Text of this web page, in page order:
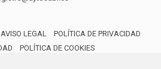
AVISO LEGAL
POLÍTICA DE PRIVACIDAD
POLÍTICA DE COOKIES